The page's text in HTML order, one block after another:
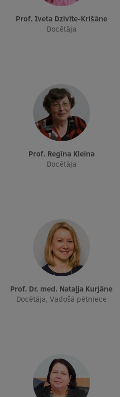
Prof. Iveta Dzīvīte-Krišāne
Docētāja
Prof. Regīna Kleina
Docētāja
Prof. Dr. med. Nataļja Kurjāne
Docētāja, Vadošā pētniece